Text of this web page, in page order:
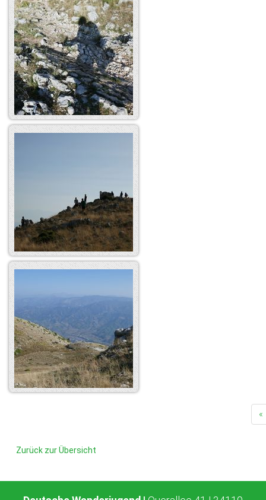
«
Zurück zur Übersicht